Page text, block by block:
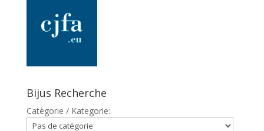
Bijus Recherche
Catègorie / Kategorie: